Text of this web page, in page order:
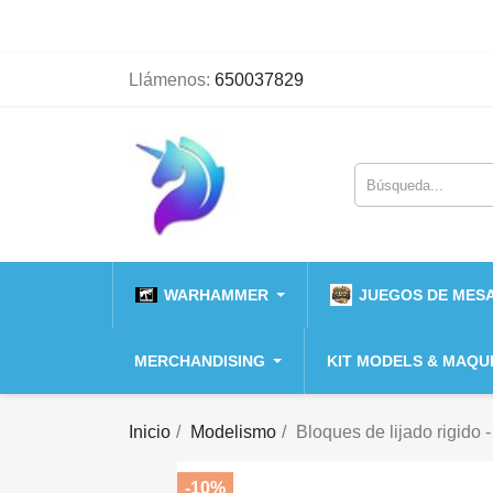
Llámenos: 650037829
WARHAMMER JUEGOS DE
MERCHANDISING KIT MODELS &
Inicio Modelismo Bloques de lijado rigido
-10%